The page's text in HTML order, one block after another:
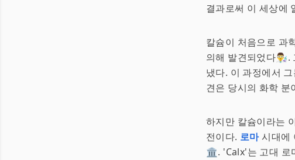
결과로써 이 세상에
칼슘이 처음으로 과
의해 발견되었다👨‍🔬.
냈다. 이 과정에서
견은 당시의 화학 분
하지만 칼슘이라는
전이다. 로마시대에
🏛. 'Calx'는 고대 로